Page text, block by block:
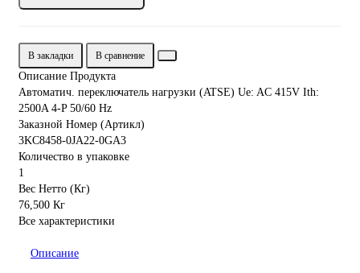
В закладки В сравнение
Описание Продукта
Автоматич. переключатель нагрузки (ATSE) Ue: AC 415V Ith:
2500A 4-P 50/60 Hz
Заказной Номер (Артикл)
3KC8458-0JA22-0GA3
Количество в упаковке
1
Вес Нетто (Кг)
76,500 Кг
Все характеристики
Описание